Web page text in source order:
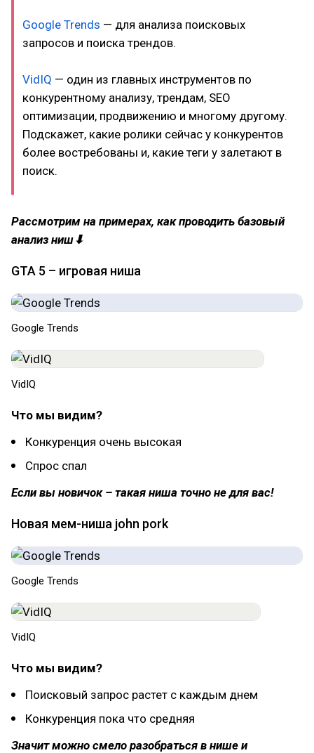
Google Trends — для анализа поисковых
запросов и поиска трендов.
VidIQ — один из главных инструментов по
конкурентному анализу, трендам, SEO
оптимизации, продвижению и многому другому.
Подскажет, какие ролики сейчас у конкурентов
более востребованы и, какие теги у залетают в
поиск.
Рассмотрим на примерах, как проводить базовый
анализ ниш⬇
GTA 5 – игровая ниша
Google Trends
VidIQ
Что мы видим?
Конкуренция очень высокая
Спрос спал
Если вы новичок – такая ниша точно не для вас!
Новая мем-ниша john pork
Google Trends
VidIQ
Что мы видим?
Поисковый запрос растет с каждым днем
Конкуренция пока что средняя
Значит можно смело разобраться в нише и